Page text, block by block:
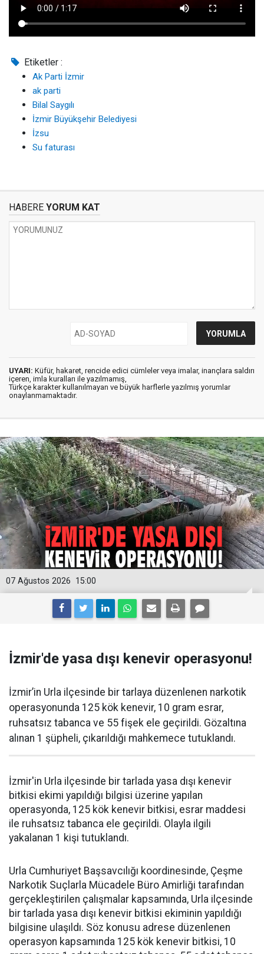
Etiketler :
Ak Parti İzmir
ak parti
Bilal Saygılı
İzmir Büyükşehir Belediyesi
İzsu
Su faturası
HABERE YORUM KAT
UYARI: Küfür, hakaret, rencide edici cümleler veya imalar, inançlara saldırı
içeren, imla kuralları ile yazılmamış,
Türkçe karakter kullanılmayan ve büyük harflerle yazılmış yorumlar
onaylanmamaktadır.
15:00
07 Ağustos 2026
İzmir'de yasa dışı kenevir operasyonu!
İzmir’in Urla ilçesinde bir tarlaya düzenlenen narkotik
operasyonunda 125 kök kenevir, 10 gram esrar,
ruhsatsız tabanca ve 55 fişek ele geçirildi. Gözaltına
alınan 1 şüpheli, çıkarıldığı mahkemece tutuklandı.
İzmir'in Urla ilçesinde bir tarlada yasa dışı kenevir
bitkisi ekimi yapıldığı bilgisi üzerine yapılan
operasyonda, 125 kök kenevir bitkisi, esrar maddesi
ile ruhsatsız tabanca ele geçirildi. Olayla ilgili
yakalanan 1 kişi tutuklandı.
Urla Cumhuriyet Başsavcılığı koordinesinde, Çeşme
Narkotik Suçlarla Mücadele Büro Amirliği tarafından
gerçekleştirilen çalışmalar kapsamında, Urla ilçesinde
bir tarlada yasa dışı kenevir bitkisi ekiminin yapıldığı
bilgisine ulaşıldı. Söz konusu adrese düzenlenen
operasyon kapsamında 125 kök kenevir bitkisi, 10